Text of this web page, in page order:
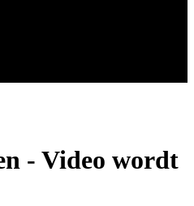
- Video wordt